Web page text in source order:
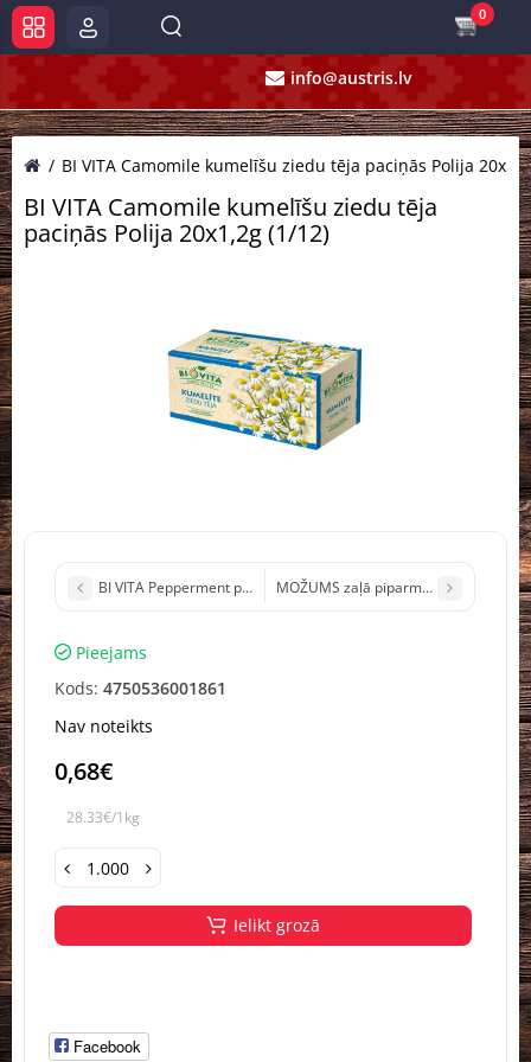
info@austris.lv
0
BI VITA Camomile kumelīšu ziedu tēja paciņās Polija
BI VITA Camomile kumelīšu ziedu tēja
paciņās Polija 20x1,2g (1/12)
BI VITA Pepperment piparmētru tēja paciņās Polija 20x1,5g (1/12)
MOŽUMS zaļā piparmētru tēja Polija
Pieejams
Kods: 4750536001861
Nav noteikts
0,68€
28.33€/1kg
Ielikt grozā
Facebook